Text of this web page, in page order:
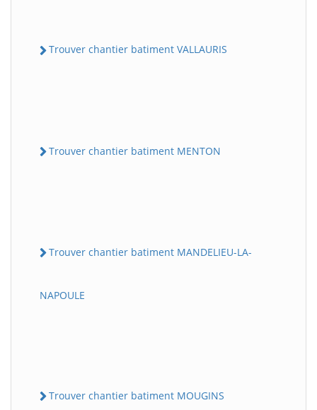
Trouver chantier batiment VALLAURIS
Trouver chantier batiment MENTON
Trouver chantier batiment MANDELIEU-LA-
NAPOULE
Trouver chantier batiment MOUGINS